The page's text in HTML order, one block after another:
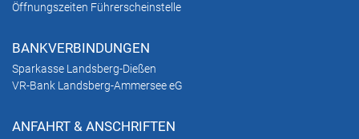
Öffnungszeiten Führerscheinstelle
BANKVERBINDUNGEN
Sparkasse Landsberg-Dießen
VR-Bank Landsberg-Ammersee eG
ANFAHRT & ANSCHRIFTEN